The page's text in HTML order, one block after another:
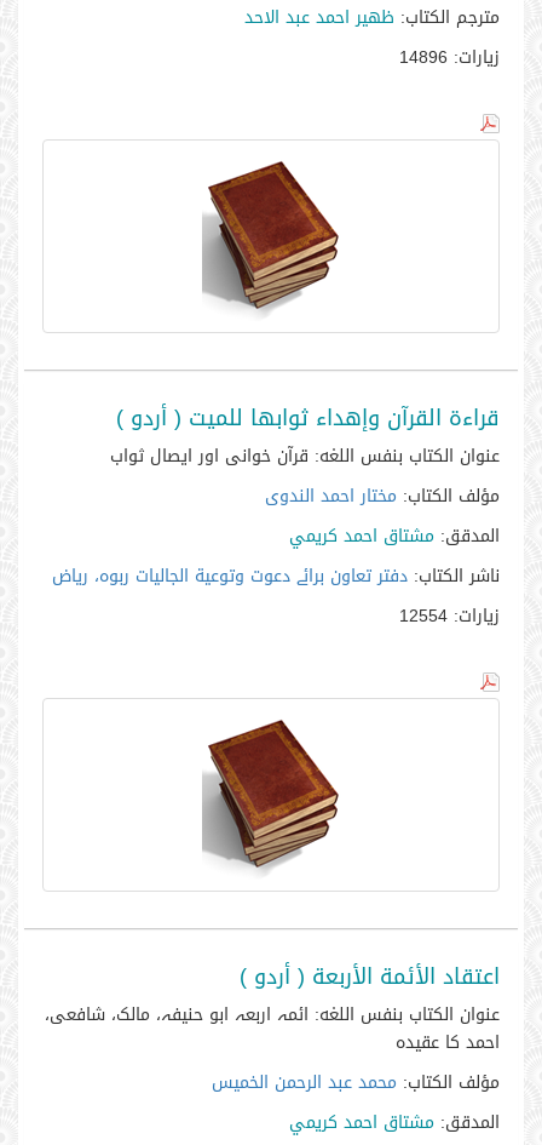
مترجم الكتاب: ظهير احمد عبد الاحد
زيارات:
قراءة القرآن وإهداء ثوابها للميت ( أردو )
عنوان الكتاب بنفس اللغه: قرآن خوانی اور ایصال ثواب
مؤلف الكتاب: مختار احمد الندوی
المدقق: مشتاق احمد كريمي
ناشر الكتاب: دفتر تعاون برائے دعوت وتوعية الجاليات ربوہ، رياض
زيارات:
اعتقاد الأئمة الأربعة ( أردو )
عنوان الكتاب بنفس اللغه: ائمہ اربعہ ابو حنیفہ، مالک، شافعی،
احمد کا عقیدہ
مؤلف الكتاب: محمد عبد الرحمن الخميس
المدقق: مشتاق احمد كريمي